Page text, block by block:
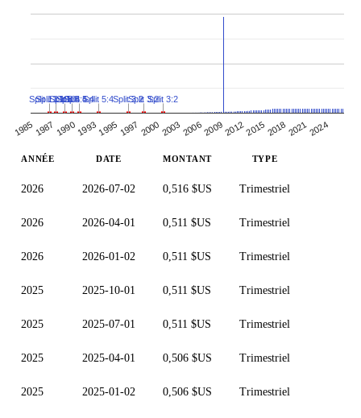
1985 1987 199019931995 1997 200020032006200920122015201820212024
Split 11:10
Split 11:10
Split 5:4
Split 5:4
Split 5:4Split 5:4Split 3:2Split 3:2Split 3:2
ANNÉE DATE MONTANT TYPE
2026 2026-07-02 0,516 $US Trimestriel
2026 2026-04-01 0,511 $US Trimestriel
2026 2026-01-02 0,511 $US Trimestriel
2025 2025-10-01 0,511 $US Trimestriel
2025 2025-07-01 0,511 $US Trimestriel
2025 2025-04-01 0,506 $US Trimestriel
2025 2025-01-02 0,506 $US Trimestriel